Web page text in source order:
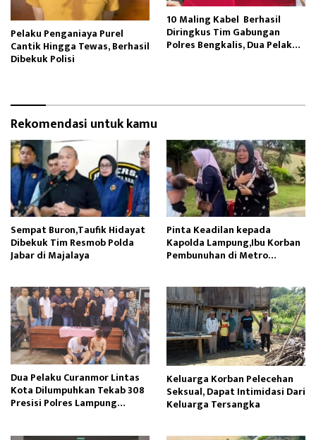
Pelaku Penganiaya Purel
Cantik Hingga Tewas, Berhasil
Dibekuk Polisi
10 Maling Kabel Berhasil
Diringkus Tim Gabungan
Polres Bengkalis, Dua Pelaku
Rekomendasi untuk kamu
Sempat Buron,Taufik Hidayat
Dibekuk Tim Resmob Polda
Jabar di Majalaya
Pinta Keadilan kepada
Kapolda Lampung,Ibu Korban
Pembunuhan di Metro
Dua Pelaku Curanmor Lintas
Kota Dilumpuhkan Tekab 308
Presisi Polres Lampung
Keluarga Korban Pelecehan
Seksual, Dapat Intimidasi Dari
Keluarga Tersangka